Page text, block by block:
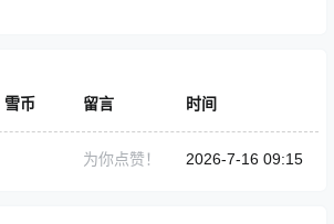
雪币 留言 时间
为你点赞！ 2026-7-16 09:15